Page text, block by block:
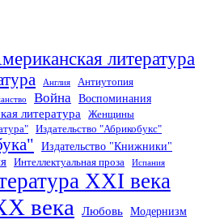
литература
Англия
Антиутопия
Война Воспоминания
литература
Женщины
Издательство "Абрикобукс"
Издательство "Книжники"
Интеллектуальная проза Испания
XXI века
века Любовь Модернизм